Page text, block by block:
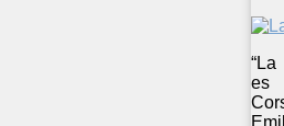
es